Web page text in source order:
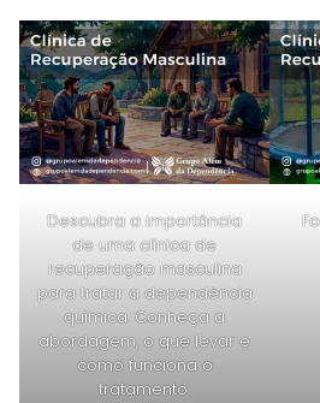
Descubra a importância
de uma clínica de
recuperação masculina
para tratar a dependência
química. Conheça a
abordagem, o que levar e
como funciona o
tratamento.